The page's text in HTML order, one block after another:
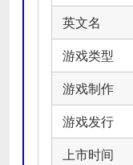
英文名
游戏类型
游戏制作
游戏发行
上市时间